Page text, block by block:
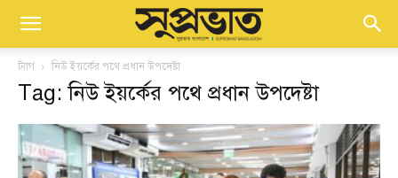
ট্যাগ নিউ ইয়র্কের পথে প্রধান উপদেষ্টা
Tag: নিউ ইয়র্কের পথে প্রধান উপদেষ্টা